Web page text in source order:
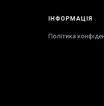
ІНФОРМАЦІЯ
Політика